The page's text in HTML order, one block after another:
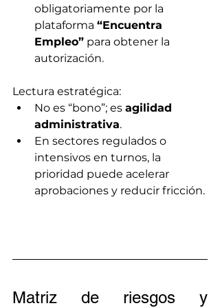
obligatoriamente por la
plataforma “Encuentra
Empleo” para obtener la
autorización.
Lectura estratégica:
No es “bono”; es agilidad
administrativa.
En sectores regulados o
intensivos en turnos, la
prioridad puede acelerar
aprobaciones y reducir fricción.
Matriz de riesgos y